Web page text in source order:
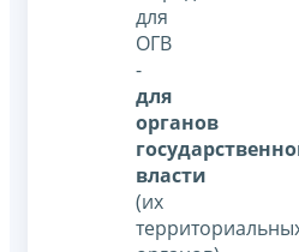
для
ОГВ
-
для
органов
власти
(их